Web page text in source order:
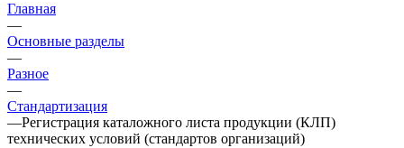
Главная
—
Основные разделы
—
Разное
—
Стандартизация
—Регистрация каталожного листа продукции (КЛП)
технических условий (стандартов организаций)